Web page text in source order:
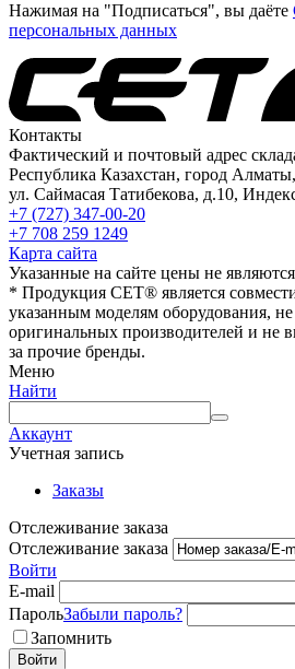
Нажимая на "Подписаться", вы даёте
персональных данных
Контакты
Фактический и почтовый адрес
Республика Казахстан, город
ул. Саймасая Татибекова, д.10,
+7 (727) 347-00-20
+7 708 259 1249
Карта сайта
Указанные на сайте цены не
* Продукция СЕТ® является
указанным моделям оборудования, не
оригинальных производителей и не
за прочие бренды.
Меню
Найти
Аккаунт
Учетная запись
Заказы
Отслеживание заказа
Отслеживание заказа
Войти
E-mail
ПарольЗабыли пароль?
Запомнить
Войти